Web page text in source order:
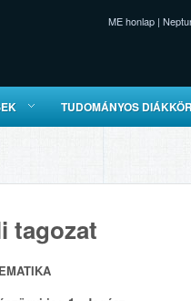
ME honlap |
TUDOMÁNYOS
tagozat